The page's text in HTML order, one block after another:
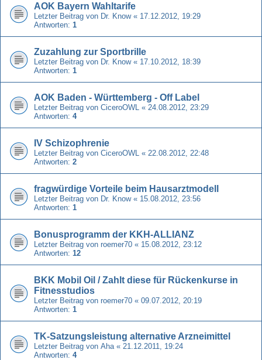
AOK Bayern Wahltarife
Letzter Beitrag von Dr. Know« 17.12.2012, 19:29
Antworten: 1
Zuzahlung zur Sportbrille
Letzter Beitrag von Dr. Know« 17.10.2012, 18:39
Antworten: 1
AOK Baden - Württemberg - Off Label
Letzter Beitrag von CiceroOWL « 24.08.2012, 23:29
Antworten: 4
IV Schizophrenie
Letzter Beitrag von CiceroOWL « 22.08.2012, 22:48
Antworten: 2
fragwürdige Vorteile beim Hausarztmodell
Letzter Beitrag von Dr. Know« 15.08.2012, 23:56
Antworten: 1
Bonusprogramm der KKH-ALLIANZ
Letzter Beitrag von roemer70 « 15.08.2012, 23:12
Antworten: 12
BKK Mobil Oil / Zahlt diese für Rückenkurse in
Fitnesstudios
Letzter Beitrag von roemer70 « 09.07.2012, 20:19
Antworten: 1
TK-Satzungsleistung alternative Arzneimittel
Letzter Beitrag von Aha « 21.12.2011, 19:24
Antworten: 4